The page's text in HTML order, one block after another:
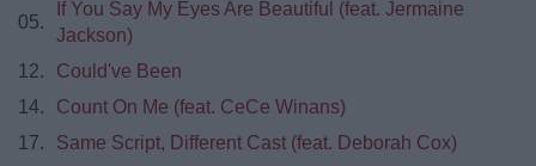
05.
If You Say My Eyes Are Beautiful (feat. Jermaine
Jackson)
12.
Could've Been
14.
Count On Me (feat. CeCe Winans)
17.
Same Script, Different Cast (feat. Deborah Cox)